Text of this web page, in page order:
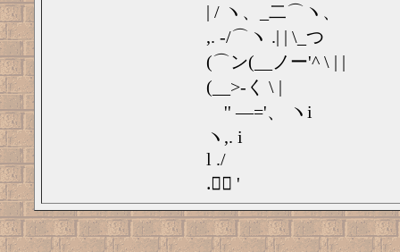
| / ヽ、_二⌒ヽ、
,. -/⌒ヽ .| | \_つ
(⌒ン(__ノー'^ \ | |
(__>-く \ |
゙'' ―='、 ヽi
ヽ,. i
l ./
.゙ー '